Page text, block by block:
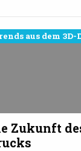
aus dem 3D-
Zukunft